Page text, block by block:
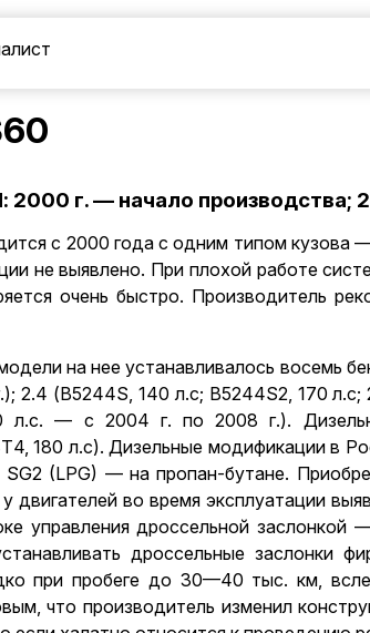
г. — начало производства;
с 2000 года с одним типом кузова
не выявлено. При плохой работе
очень быстро. Производитель
на нее устанавливалось восемь
2.4 (B5244S, 140 л.с; B5244S2, 170
л.с. — с 2004 г. по 2008 г.).
180 л.с). Дизельные модификации в
(LPG) — на пропан-бутане.
двигателей во время эксплуатации
управления дроссельной
дроссельные заслонки
при пробеге до 30—40 тыс. км,
что производитель изменил